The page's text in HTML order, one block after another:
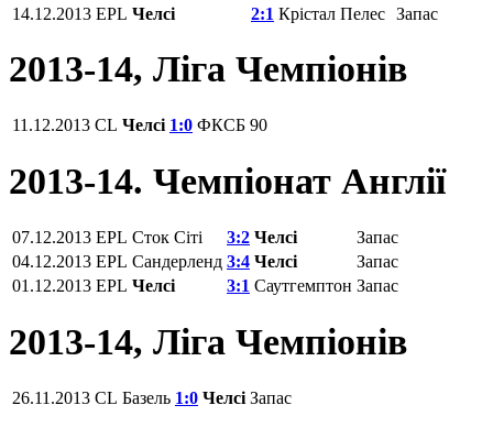
14.12.2013 EPL Челсі 2:1 Крістал Пелес Запас
2013-14, Ліга Чемпіонів
11.12.2013 CL Челсі 1:0 ФКСБ 90
2013-14. Чемпіонат Англії
07.12.2013 EPL Сток Сіті 3:2 Челсі
Запас
04.12.2013 EPL Сандерленд 3:4 Челсі
Запас
01.12.2013 EPL Челсі 3:1 Саутгемптон Запас
2013-14, Ліга Чемпіонів
26.11.2013 CL Базель 1:0 Челсі Запас